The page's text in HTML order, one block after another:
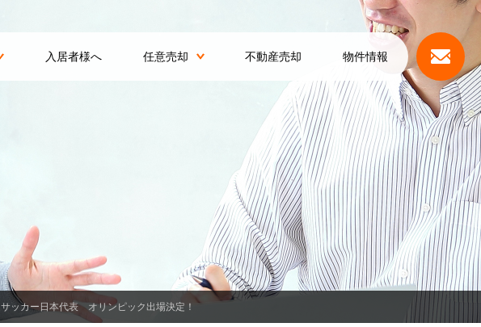
入居者様へ 任意売却 不動産売却 物件情報
サッカー日本代表 オリンピック出場決定！